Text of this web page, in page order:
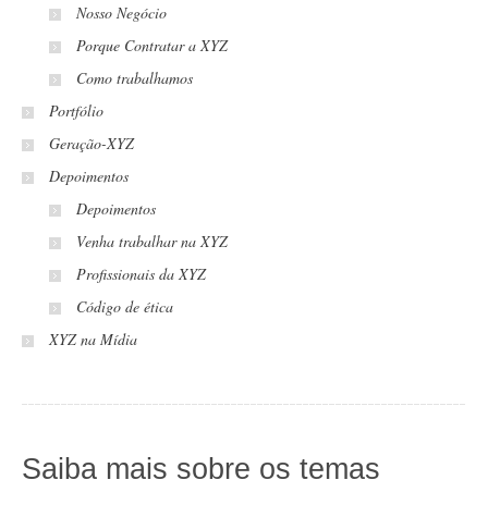
Nosso Negócio
Porque Contratar a XYZ
Como trabalhamos
Portfólio
Geração-XYZ
Depoimentos
Depoimentos
Venha trabalhar na XYZ
Profissionais da XYZ
Código de ética
XYZ na Mídia
Saiba mais sobre os temas